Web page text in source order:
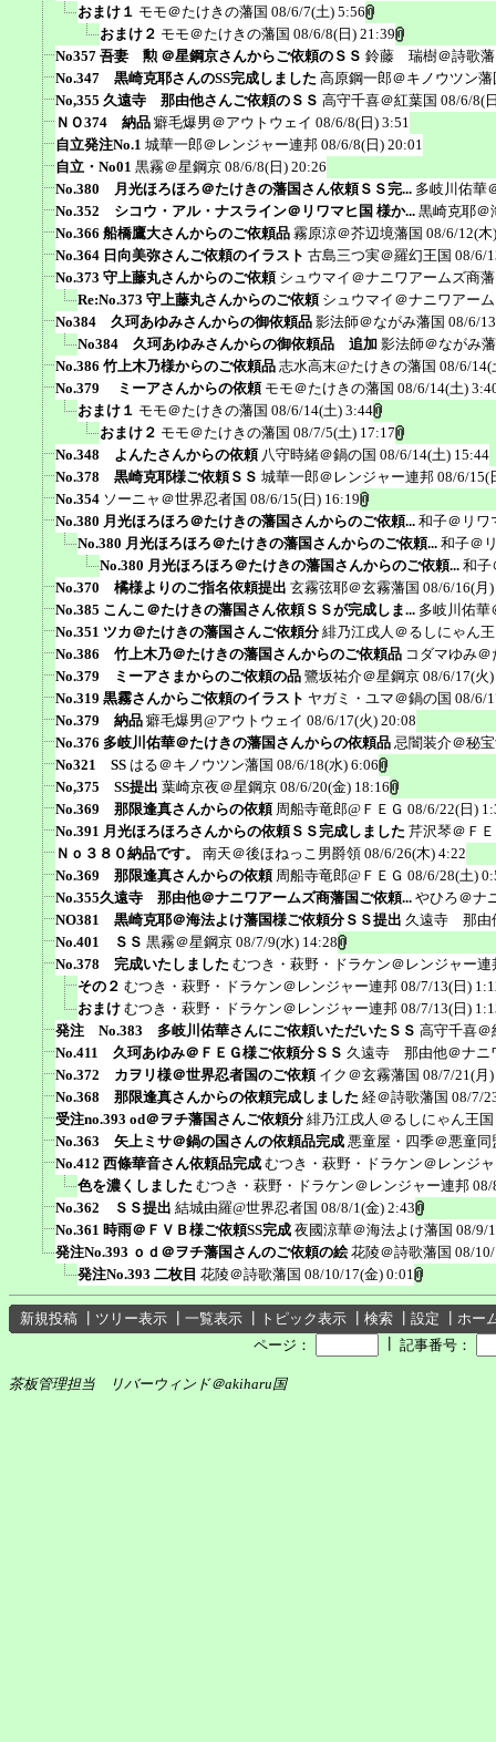
おまけ１ モモ＠たけきの藩国 08/6/7(土) 5:56
おまけ２ モモ＠たけきの藩国 08/6/8(日) 21:39
No357 吾妻 勲 ＠星鋼京さんからご依頼のＳＳ 鈴藤 瑞樹＠詩歌
No.347 黒崎克耶さんのSS完成しました 高原鋼一郎＠キノウツン藩
No,355 久遠寺 那由他さんご依頼のＳＳ 高守千喜＠紅葉国 08/6/8(
ＮＯ374 納品 癖毛爆男＠アウトウェイ 08/6/8(日) 3:51
自立発注No.1 城華一郎＠レンジャー連邦 08/6/8(日) 20:01
自立・No01 黒霧＠星鋼京 08/6/8(日) 20:26
No.380 月光ほろほろ＠たけきの藩国さん依頼ＳＳ完... 多岐川佑華
No.352 シコウ・アル・ナスライン＠リワマヒ国 様か... 黒崎克耶＠
No.366 船橋鷹大さんからのご依頼品 霧原涼＠芥辺境藩国 08/6/12(木
No.364 日向美弥さんご依頼のイラスト 古島三つ実＠羅幻王国 08/6/
No.373 守上藤丸さんからのご依頼 シュウマイ＠ナニワアームズ商
Re:No.373 守上藤丸さんからのご依頼 シュウマイ＠ナニワアー
No384 久珂あゆみさんからの御依頼品 影法師＠ながみ藩国 08/6/
No384 久珂あゆみさんからの御依頼品 追加 影法師＠ながみ
No.386 竹上木乃様からのご依頼品 志水高末@たけきの藩国 08/6/14(
No.379 ミーアさんからの依頼 モモ＠たけきの藩国 08/6/14(土)
おまけ１ モモ＠たけきの藩国 08/6/14(土) 3:44
おまけ２ モモ＠たけきの藩国 08/7/5(土) 17:17
No.348 よんたさんからの依頼 八守時緒＠鍋の国 08/6/14(土) 15:44
No.378 黒崎克耶様ご依頼ＳＳ 城華一郎＠レンジャー連邦 08/6/15(
No.354 ソーニャ＠世界忍者国 08/6/15(日) 16:19
No.380 月光ほろほろ＠たけきの藩国さんからのご依頼... 和子＠リワ
No.380 月光ほろほろ＠たけきの藩国さんからのご依頼... 和子＠
No.380 月光ほろほろ＠たけきの藩国さんからのご依頼... 和子
No.370 橘様よりのご指名依頼提出 玄霧弦耶＠玄霧藩国 08/6/16(月
No.385 こんこ＠たけきの藩国さん依頼ＳＳが完成しま... 多岐川佑華
No.351 ツカ＠たけきの藩国さんご依頼分 緋乃江戌人＠るしにゃん
No.386 竹上木乃＠たけきの藩国さんからのご依頼品 コダマゆみ
No.379 ミーアさまからのご依頼の品 鷺坂祐介＠星鋼京 08/6/17(火
No.319 黒霧さんからご依頼のイラスト ヤガミ・ユマ＠鍋の国 08/6/
No.379 納品 癖毛爆男@アウトウェイ 08/6/17(火) 20:08
No.376 多岐川佑華＠たけきの藩国さんからの依頼品 忌闇装介＠秘
No321 SS はる＠キノウツン藩国 08/6/18(水) 6:06
No,375 SS提出 葉崎京夜＠星鋼京 08/6/20(金) 18:16
No.369 那限逢真さんからの依頼 周船寺竜郎@ＦＥＧ 08/6/22(日)
No.391 月光ほろほろさんからの依頼ＳＳ完成しました 芹沢琴＠Ｆ
Ｎｏ３８０納品です。
南天＠後ほねっこ男爵領 08/6/26(木) 4:22
No.369 那限逢真さんからの依頼 周船寺竜郎@ＦＥＧ 08/6/28(土)
No.355久遠寺 那由他＠ナニワアームズ商藩国ご依頼... やひろ＠ナ
NO381 黒崎克耶＠海法よけ藩国様ご依頼分ＳＳ提出 久遠寺 那由
No.401 ＳＳ 黒霧＠星鋼京 08/7/9(水) 14:28
No.378 完成いたしました むつき・萩野・ドラケン＠レンジャー連
その２ むつき・萩野・ドラケン＠レンジャー連邦 08/7/13(日)
おまけ むつき・萩野・ドラケン＠レンジャー連邦 08/7/13(日)
発注 No.383 多岐川佑華さんにご依頼いただいたＳＳ 高守千喜＠
No.411 久珂あゆみ＠ＦＥＧ様ご依頼分ＳＳ 久遠寺 那由他＠ナニ
No.372 カヲリ様＠世界忍者国のご依頼 イク＠玄霧藩国 08/7/21(月
No.368 那限逢真さんからの依頼完成しました 経＠詩歌藩国 08/7/
受注no.393 od＠ヲチ藩国さんご依頼分 緋乃江戌人＠るしにゃん王国
No.363 矢上ミサ＠鍋の国さんの依頼品完成 悪童屋・四季＠悪童同
No.412 西條華音さん依頼品完成 むつき・萩野・ドラケン＠レンジ
色を濃くしました むつき・萩野・ドラケン＠レンジャー連邦 08/
No.362 ＳＳ提出 結城由羅@世界忍者国 08/8/1(金) 2:43
No.361 時雨＠ＦＶＢ様ご依頼SS完成 夜國涼華＠海法よけ藩国 08/9/
発注No.393 ｏｄ＠ヲチ藩国さんのご依頼の絵 花陵＠詩歌藩国 08/
発注No.393 二枚目 花陵＠詩歌藩国 08/10/17(金) 0:01
新規投稿 ツリー表示 一覧表示 トピック表示 検索 設定
ホー
ページ：
記事番号：
茶板管理担当 リバーウィンド＠akiharu国